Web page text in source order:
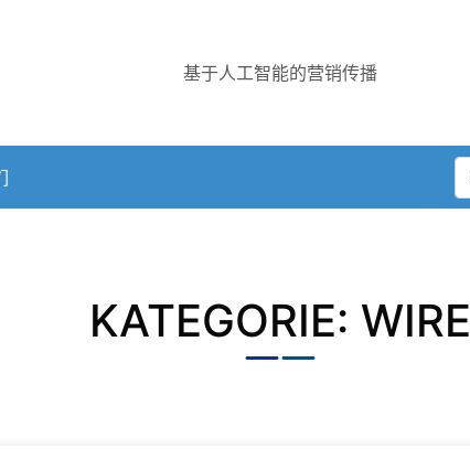
基于人工智能的营销传播
KATEGORIE: WIRE